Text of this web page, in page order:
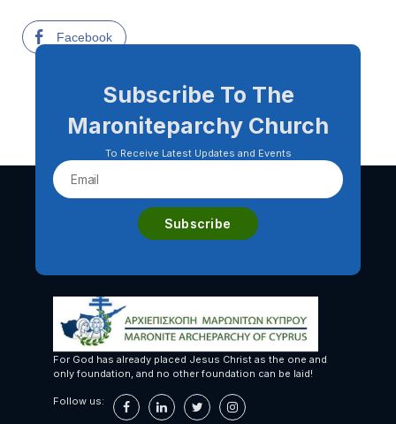
Facebook
Subscribe To The
Maroniteparchy Church
To Receive Latest Updates and Events
For God has already placed Jesus Christ as the one and
only foundation, and no other foundation can be laid!
Follow us: